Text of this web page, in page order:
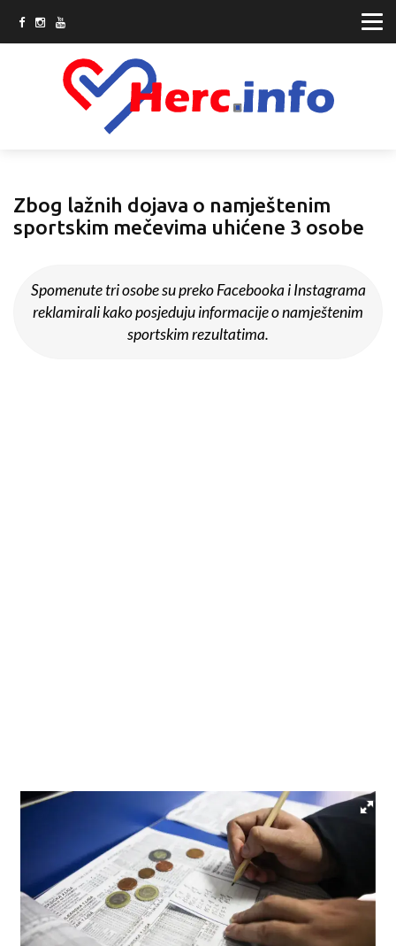
Zbog lažnih dojava o namještenim
sportskim mečevima uhićene 3 osobe
Spomenute tri osobe su preko Facebooka i Instagrama
reklamirali kako posjeduju informacije o namještenim
sportskim rezultatima.